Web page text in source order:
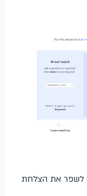
לשפר את הצלחת